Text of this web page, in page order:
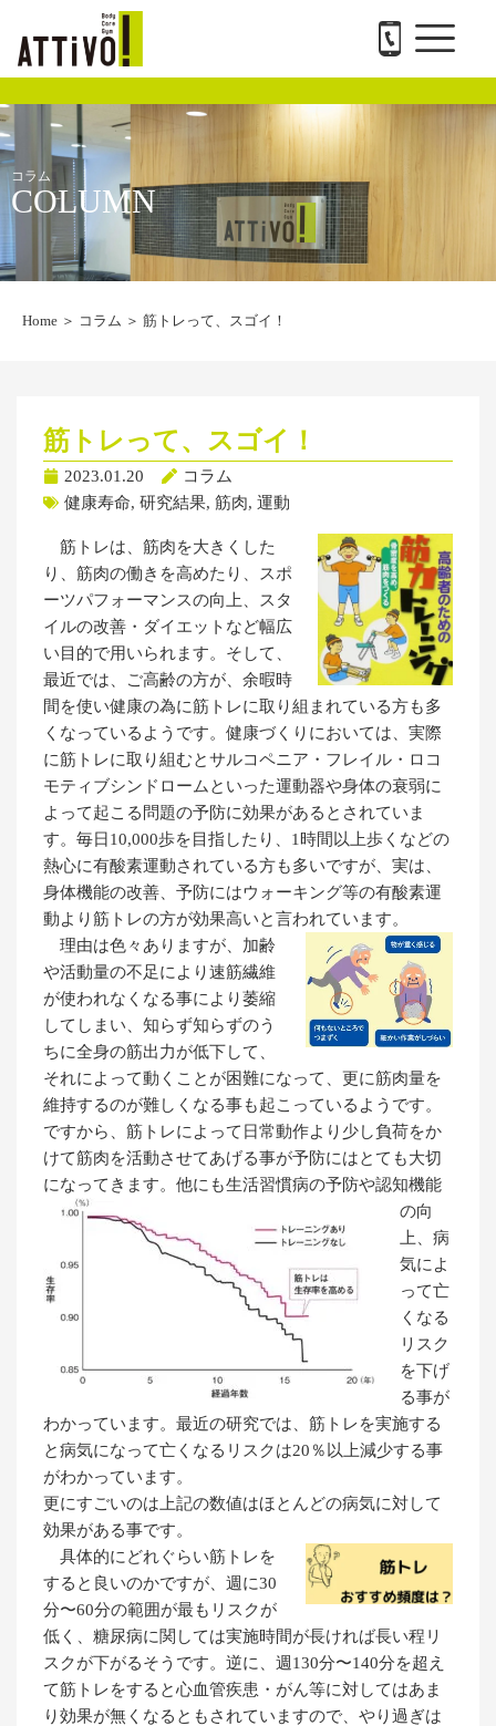
キ
ッ
プ
メ
ニ
ュ
ー
コラム
COLUMN
Home ＞ コラム ＞ 筋トレって、スゴイ！
筋トレって、スゴイ！
2023.01.20
コラム
健康寿命, 研究結果, 筋肉, 運動
筋トレは、筋肉を大きくした
り、筋肉の働きを高めたり、スポ
ーツパフォーマンスの向上、スタ
イルの改善・ダイエットなど幅広
い目的で用いられます。そして、
最近では、ご高齢の方が、余暇時
間を使い健康の為に筋トレに取り組まれている方も多
くなっているようです。健康づくりにおいては、実際
に筋トレに取り組むとサルコペニア・フレイル・ロコ
モティブシンドロームといった運動器や身体の衰弱に
よって起こる問題の予防に効果があるとされていま
す。毎日10,000歩を目指したり、1時間以上歩くなどの
熱心に有酸素運動されている方も多いですが、実は、
身体機能の改善、予防にはウォーキング等の有酸素運
動より筋トレの方が効果高いと言われています。
理由は色々ありますが、加齢
や活動量の不足により速筋繊維
が使われなくなる事により萎縮
してしまい、知らず知らずのう
ちに全身の筋出力が低下して、
それによって動くことが困難になって、更に筋肉量を
維持するのが難しくなる事も起こっているようです。
ですから、筋トレによって日常動作より少し負荷をか
けて筋肉を活動させてあげる事が予防にはとても大切
になってきます。 他にも生活習慣病の予防や認知機能
の向
上、病
気によ
って亡
くなる
リスク
を下げ
る事が
わかっています。最近の研究では、筋トレを実施する
と病気になって亡くなるリスクは20％以上減少する事
がわかっています。
更にすごいのは上記の数値はほとんどの病気に対して
効果がある事です。
具体的にどれぐらい筋トレを
すると良いのかですが、週に30
分〜60分の範囲が最もリスクが
低く、糖尿病に関しては実施時間が長ければ長い程リ
スクが下がるそうです。逆に、週130分〜140分を超え
て筋トレをすると心血管疾患・がん等に対してはあま
り効果が無くなるともされていますので、やり過ぎは